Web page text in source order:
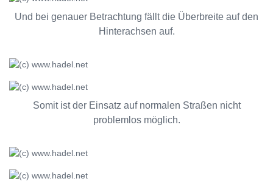
Und bei genauer Betrachtung fällt die Überbreite auf den
Hinterachsen auf.
Somit ist der Einsatz auf normalen Straßen nicht
problemlos möglich.